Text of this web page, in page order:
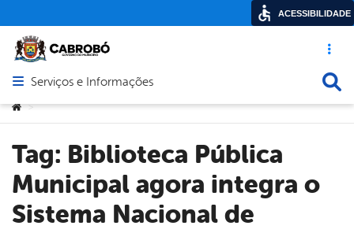
Acesso
Abrir menu principal de navegação
Serviços e Informações
Você está aqui:
>
Tag: Biblioteca Pública
Municipal agora integra o
Sistema Nacional de
ACESSIBILIDADE